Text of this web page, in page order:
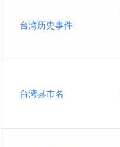
台湾历史事件
台湾县市名